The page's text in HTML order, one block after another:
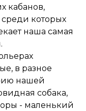
кабанов,
которых
наша самая
в разное
нашей
собака,
- маленький